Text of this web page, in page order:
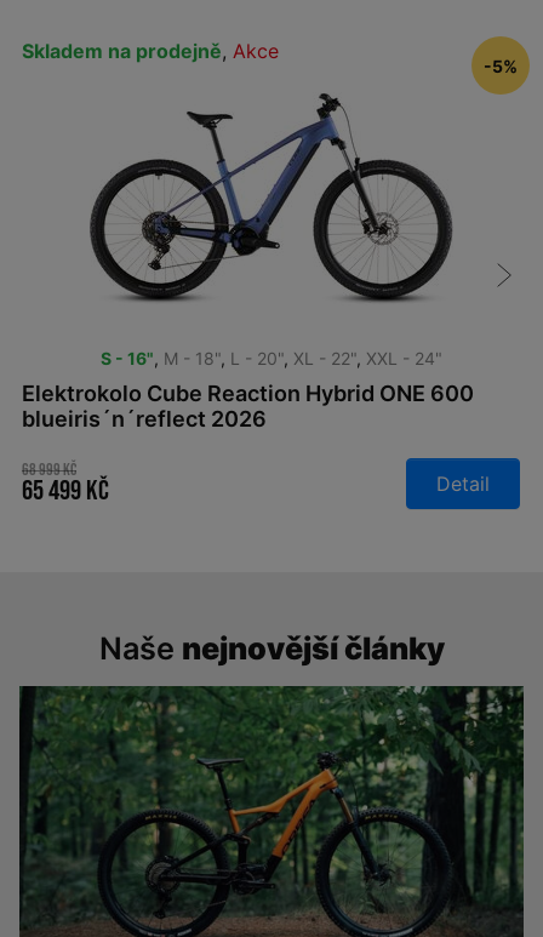
Skladem na prodejně, Akce
S - 16", M - 18", L - 20", XL - 22", XXL - 24"
Elektrokolo Cube Reaction Hybrid ONE 600
blueiris´n´reflect 2026
-5%
68 999 Kč
65 499 Kč Detail
Naše nejnovější články